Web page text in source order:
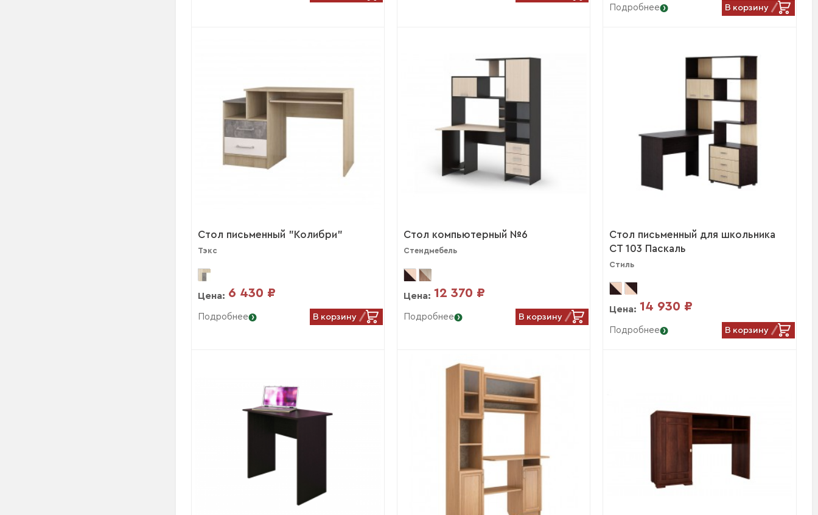
Подробнее В корзину
Стол письменный "Колибри"
Тэкс
Цена: 6 430 ₽
Подробнее В корзину
Стол компьютерный №6
Стендмебель
Цена: 12 370 ₽
Подробнее В корзину
Стол письменный для школьника
СТ 103 Паскаль
Стиль
Цена: 14 930 ₽
Подробнее В корзину